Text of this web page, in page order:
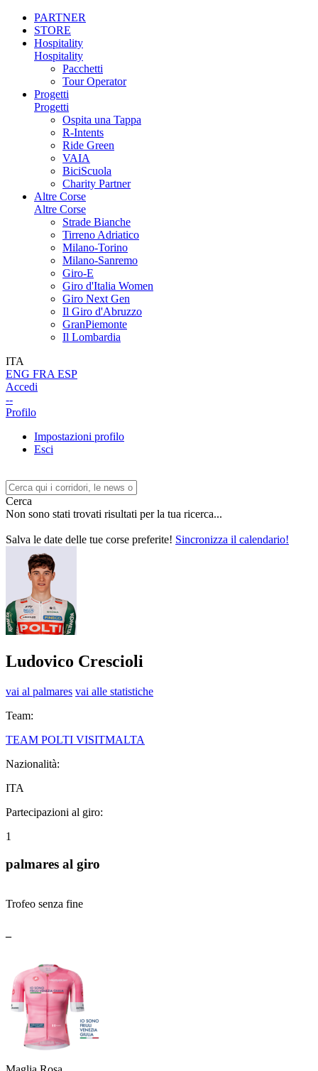
PARTNER
STORE
Hospitality
Hospitality
Pacchetti
Tour Operator
Progetti
Progetti
Ospita una Tappa
R-Intents
Ride Green
VAIA
BiciScuola
Charity Partner
Altre Corse
Altre Corse
Strade Bianche
Tirreno Adriatico
Milano-Torino
Milano-Sanremo
Giro-E
Giro d'Italia Women
Giro Next Gen
Il Giro d'Abruzzo
GranPiemonte
Il Lombardia
ITA
ENG FRA ESP
Accedi
--
Profilo
Impostazioni profilo
Esci
Cerca
Non sono stati trovati risultati per la tua ricerca...
Salva le date delle tue corse preferite! Sincronizza il calendario!
Ludovico Crescioli
vai al palmares vai alle statistiche
Team:
TEAM POLTI VISITMALTA
Nazionalità:
ITA
Partecipazioni al giro:
1
palmares al giro
Trofeo senza fine